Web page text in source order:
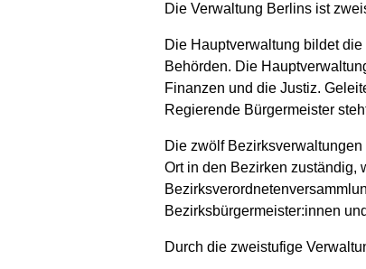
Die Verwaltung Berlins ist
Die Hauptverwaltung bildet
Behörden. Die
Finanzen und die Justiz.
Regierende Bürgermeister
Die zwölf
Ort in den Bezirken zuständig,
Bezirksbürgermeister:innen
Durch die zweistufige